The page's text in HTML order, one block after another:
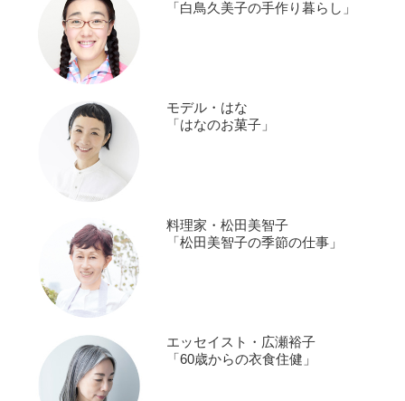
「白鳥久美子の手作り暮らし」
モデル・はな
「はなのお菓子」
料理家・松田美智子
「松田美智子の季節の仕事」
エッセイスト・広瀬裕子
「60歳からの衣食住健」